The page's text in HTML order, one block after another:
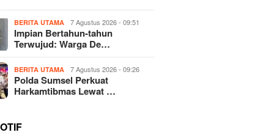
BERITA UTAMA 7 Agustus 2026 - 09:51
Impian Bertahun-tahun
Terwujud: Warga De…
BERITA UTAMA 7 Agustus 2026 - 09:26
Polda Sumsel Perkuat
Harkamtibmas Lewat …